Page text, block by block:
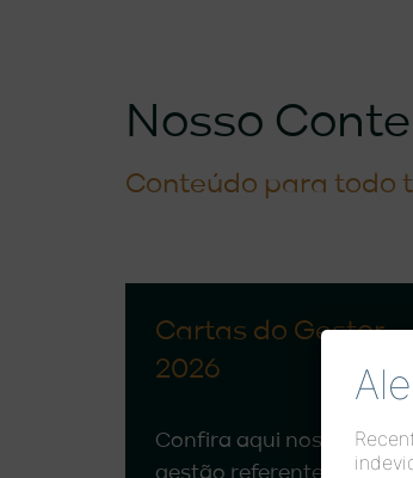
Nosso
Conteúdo para todo
Cartas do Gestor –
2026
Confira aqui nossas
gestão referentes às